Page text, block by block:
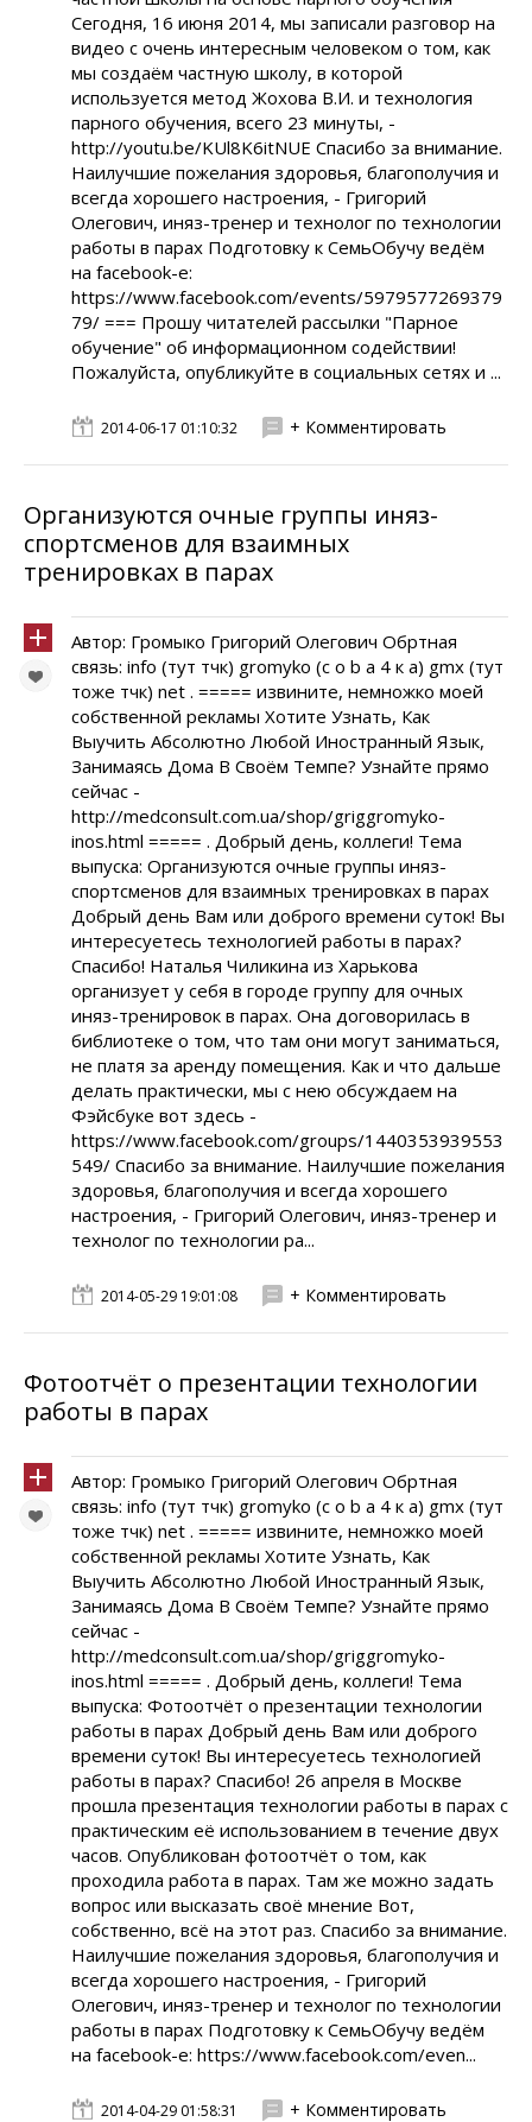
Сегодня, 16 июня 2014, мы записали разговор на
видео с очень интересным человеком о том, как
мы создаём частную школу, в которой
используется метод Жохова В.И. и технология
парного обучения, всего 23 минуты, -
http://youtu.be/KUl8K6itNUE Спасибо за внимание.
Наилучшие пожелания здоровья, благополучия и
всегда хорошего настроения, - Григорий
Олегович, иняз-тренер и технолог по технологии
работы в парах Подготовку к СемьОбучу ведём
на facebook-e:
https://www.facebook.com/events/5979577269379
79/ === Прошу читателей рассылки "Парное
обучение" об информационном содействии!
Пожалуйста, опубликуйте в социальных сетях и ...
2014-06-17 01:10:32 + Комментировать
Организуются очные группы иняз-
спортсменов для взаимных
тренировках в парах
Автор: Громыко Григорий Олегович Обртная
связь: info (тут тчк) gromyko (c o b a 4 к а) gmx (тут
тоже тчк) net . ===== извините, немножко моей
собственной рекламы Хотите Узнать, Как
Выучить Абсолютно Любой Иностранный Язык,
Занимаясь Дома В Своём Темпе? Узнайте прямо
сейчас -
http://medconsult.com.ua/shop/griggromyko-
inos.html ===== . Добрый день, коллеги! Тема
выпуска: Организуются очные группы иняз-
спортсменов для взаимных тренировках в парах
Добрый день Вам или доброго времени суток! Вы
интересуетесь технологией работы в парах?
Спасибо! Наталья Чиликина из Харькова
организует у себя в городе группу для очных
иняз-тренировок в парах. Она договорилась в
библиотеке о том, что там они могут заниматься,
не платя за аренду помещения. Как и что дальше
делать практически, мы с нею обсуждаем на
Фэйсбуке вот здесь -
https://www.facebook.com/groups/1440353939553
549/ Спасибо за внимание. Наилучшие пожелания
здоровья, благополучия и всегда хорошего
настроения, - Григорий Олегович, иняз-тренер и
технолог по технологии ра...
2014-05-29 19:01:08 + Комментировать
Фотоотчёт о презентации технологии
работы в парах
Автор: Громыко Григорий Олегович Обртная
связь: info (тут тчк) gromyko (c o b a 4 к а) gmx (тут
тоже тчк) net . ===== извините, немножко моей
собственной рекламы Хотите Узнать, Как
Выучить Абсолютно Любой Иностранный Язык,
Занимаясь Дома В Своём Темпе? Узнайте прямо
сейчас -
http://medconsult.com.ua/shop/griggromyko-
inos.html ===== . Добрый день, коллеги! Тема
выпуска: Фотоотчёт о презентации технологии
работы в парах Добрый день Вам или доброго
времени суток! Вы интересуетесь технологией
работы в парах? Спасибо! 26 апреля в Москве
прошла презентация технологии работы в парах с
практическим её использованием в течение двух
часов. Опубликован фотоотчёт о том, как
проходила работа в парах. Там же можно задать
вопрос или высказать своё мнение Вот,
собственно, всё на этот раз. Спасибо за внимание.
Наилучшие пожелания здоровья, благополучия и
всегда хорошего настроения, - Григорий
Олегович, иняз-тренер и технолог по технологии
работы в парах Подготовку к СемьОбучу ведём
на facebook-e: https://www.facebook.com/even...
2014-04-29 01:58:31 + Комментировать